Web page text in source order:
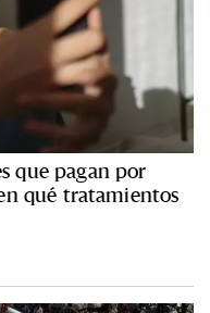
que pagan por
qué tratamientos